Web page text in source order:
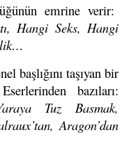
emrine verir:
Hangi Seks, Hangi
başlığını taşıyan bir
bazıları:
Tuz Basmak,
Aragon’dan